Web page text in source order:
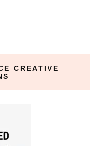
CREATIVE